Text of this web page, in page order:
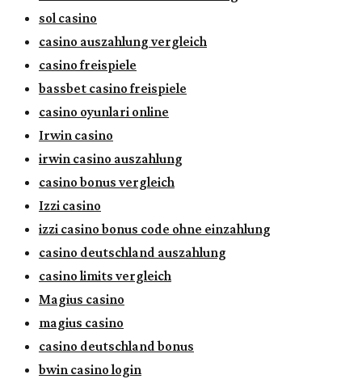
sol casino
casino auszahlung vergleich
casino freispiele
bassbet casino freispiele
casino oyunlari online
Irwin casino
irwin casino auszahlung
casino bonus vergleich
Izzi casino
izzi casino bonus code ohne einzahlung
casino deutschland auszahlung
casino limits vergleich
Magius casino
magius casino
casino deutschland bonus
bwin casino login